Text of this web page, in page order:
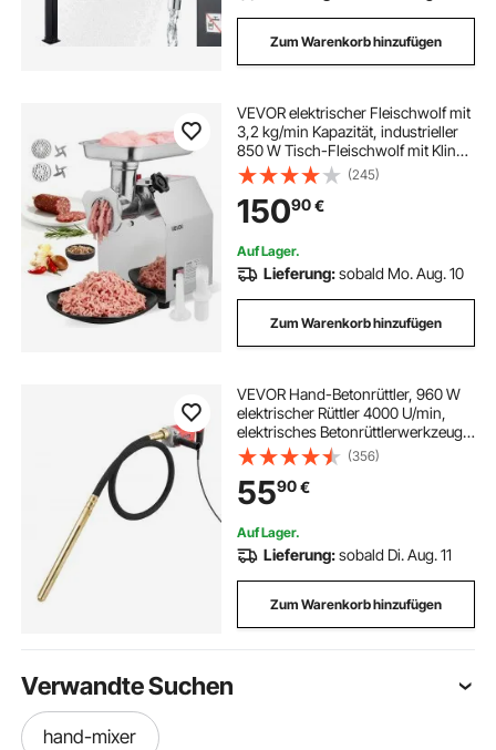
Zum Warenkorb hinzufügen
VEVOR elektrischer Fleischwolf mit
3,2 kg/min Kapazität, industrieller
850 W Tisch-Fleischwolf mit Klinge
& Mahlplatte, Wurstmaschine,
kommerzieller Fleischwolf aus
Edelstahl für Küche Restaurant
(245)
15090€
Auf Lager.
Lieferung:sobald Mo. Aug. 10
Zum Warenkorb hinzufügen
VEVOR Hand-Betonrüttler, 960 W
elektrischer Rüttler 4000 U/min,
elektrisches Betonrüttlerwerkzeug
mit 2 m Schaftstange, tragbarer
Bleistift-Zementrüttler zum
Entfernen von Luftblasen und
Mischen von Beton
(356)
5590€
Auf Lager.
Lieferung:sobald Di. Aug. 11
Zum Warenkorb hinzufügen
Verwandte Suchen
hand-mixer